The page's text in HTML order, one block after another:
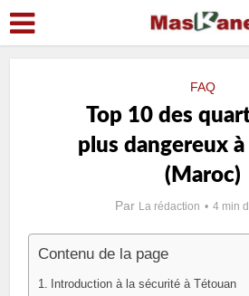
FAQ
Top 10 des
plus dangereux à
(Maroc)
Par La rédaction 4 min
Contenu de la page
Introduction à la sécurité à Tétouan